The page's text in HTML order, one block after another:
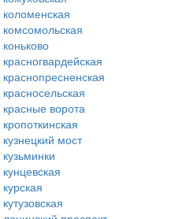
коломенская
комсомольская
коньково
красногвардейская
краснопресненская
красносельская
красные ворота
кропоткинская
кузнецкий мост
кузьминки
кунцевская
курская
кутузовская